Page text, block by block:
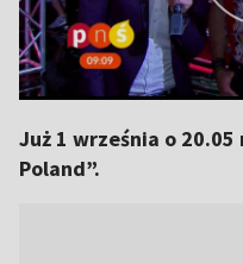
Już 1 września o
Poland”.